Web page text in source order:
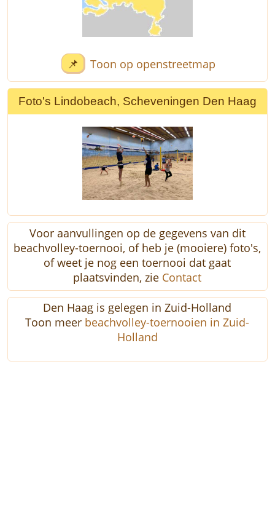
📌 Toon op openstreetmap
Foto's Lindobeach, Scheveningen Den Haag
Voor aanvullingen op de gegevens van dit
beachvolley-toernooi, of heb je (mooiere) foto's,
of weet je nog een toernooi dat gaat
plaatsvinden, zie Contact
Den Haag is gelegen in Zuid-Holland
Toon meer beachvolley-toernooien in Zuid-
Holland